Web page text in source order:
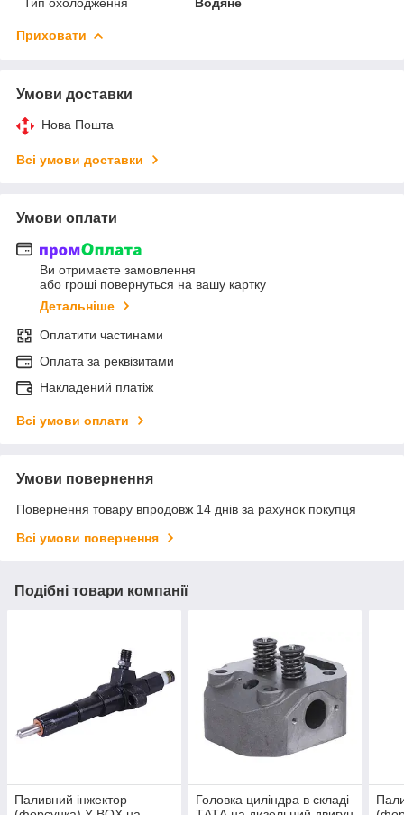
Приховати
Умови доставки
Нова Пошта
Всі умови доставки
Умови оплати
Ви отримаєте замовлення
або гроші повернуться на вашу картку
Детальніше
Оплатити частинами
Оплата за реквізитами
Накладений платіж
Всі умови оплати
Умови повернення
Повернення товару впродовж 14 днів за рахунок покупця
Всі умови повернення
Подібні товари компанії
Паливний інжектор
Головка циліндра в складі